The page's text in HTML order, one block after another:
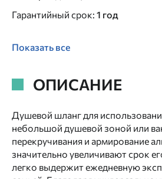
Гарантийный срок: 1 год
Показать все
ОПИСАНИЕ
Душевой шланг для
небольшой душевой зоной или
перекручивания и армирование
значительно увеличивают срок
легко выдержит ежедневную